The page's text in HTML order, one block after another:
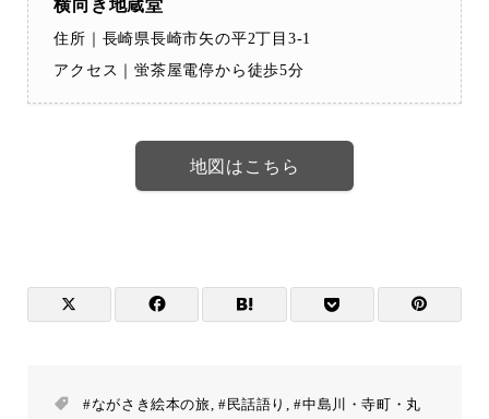
横向き地蔵堂
住所｜長崎県長崎市矢の平2丁目3-1
アクセス｜蛍茶屋電停から徒歩5分
地図はこちら
#ながさき絵本の旅 #民話語り ,#中島川・寺町・丸